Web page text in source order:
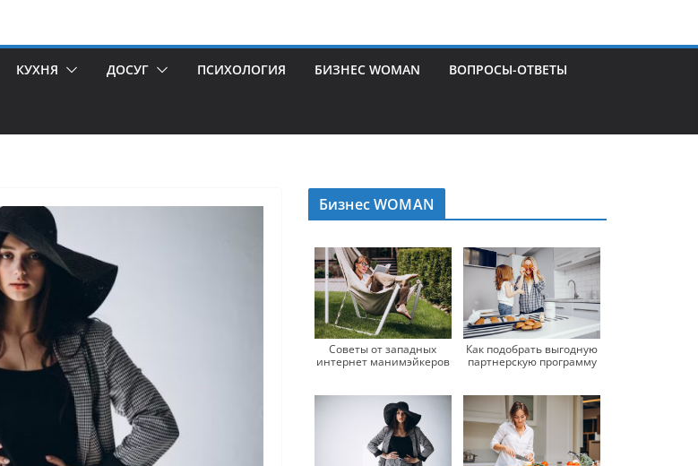
КУХНЯ ДОСУГ ПСИХОЛОГИЯ БИЗНЕС WOMAN ВОПРОСЫ-ОТВЕТЫ
Бизнес WOMAN
Советы от западных
интернет манимэйкеров
Как подобрать выгодную
партнерскую программу